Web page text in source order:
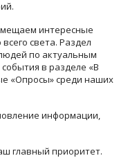
интересные
света. Раздел
по актуальным
в разделе «В
«Опросы» среди наших
информации,
главный приоритет.